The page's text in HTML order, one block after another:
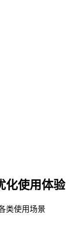
化使用体验
类使用场景